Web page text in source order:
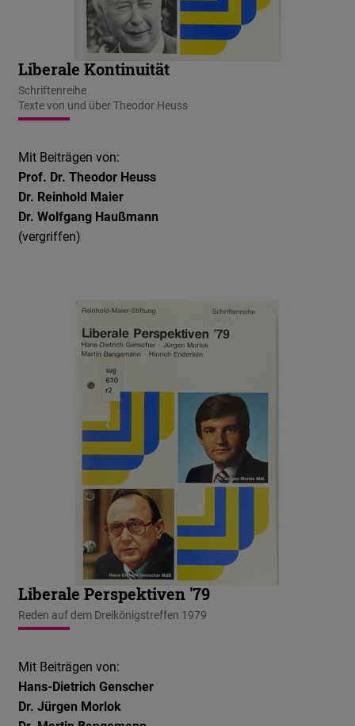
Liberale Kontinuität
Schriftenreihe
Texte von und über Theodor Heuss
Mit Beiträgen von:
Prof. Dr. Theodor Heuss
Dr. Reinhold Maier
Dr. Wolfgang Haußmann
(vergriffen)
Liberale Perspektiven '79
Reden auf dem Dreikönigstreffen 1979
Mit Beiträgen von:
Hans-Dietrich Genscher
Dr. Jürgen Morlok